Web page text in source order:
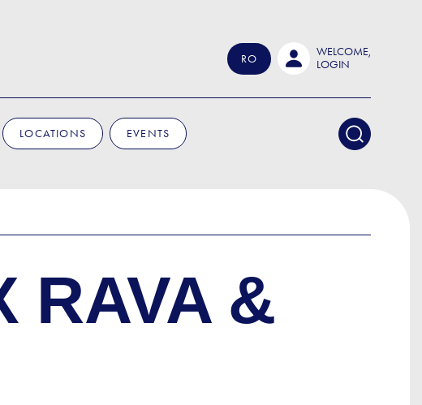
RO
WELCOME,
LOGIN
LOCATIONS EVENTS
RAVA &